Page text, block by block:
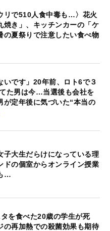
リで510人食中毒も…〉花火
焼き」、キッチンカーの「ケ
夏祭りで注意したい食べ物
いです」20年前、ロト6で３
た男は今…当選後も会社を
が定年後に気づいた“本当の
子大生だらけになっている理
ドの個室からオンライン授業
…
タを食べた20歳の学生が死
の再加熱での殺菌効果も期待